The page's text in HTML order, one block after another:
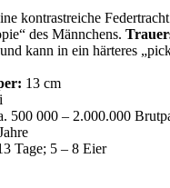
kontrastreiche
des Männchens.
kann in ein härteres
13 cm
500 000 – 2.000.000
Tage; 5 – 8 Eier